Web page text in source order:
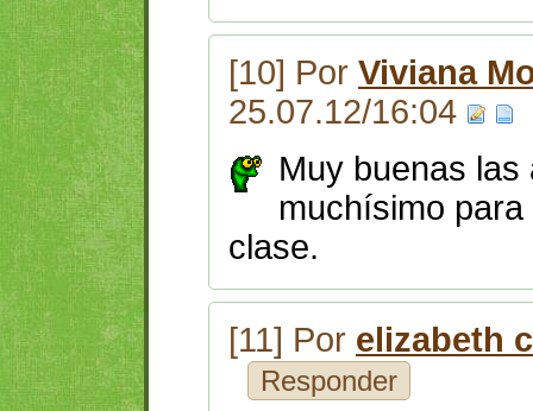
[10] Por Viviana
25.07.12/16:04
Muy buenas
muchísimo
clase.
[11] Por elizabeth
Responder